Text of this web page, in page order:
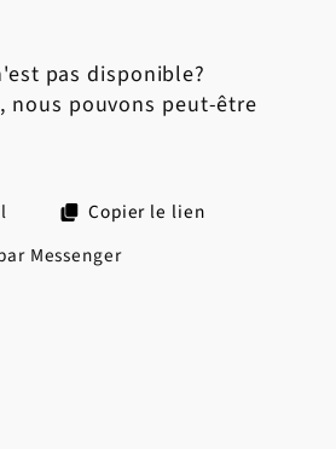
pas disponible?
nous pouvons peut-être
Copier le lien
Messenger